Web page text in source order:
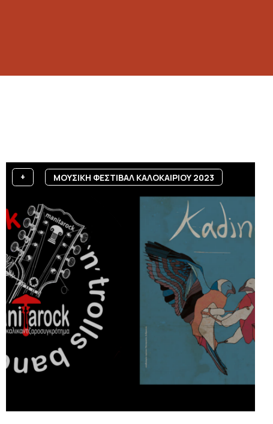
+ ΜΟΥΣΙΚΗ ΦΕΣΤΙΒΑΛ ΚΑΛΟΚΑΙΡΙΟΥ 2023